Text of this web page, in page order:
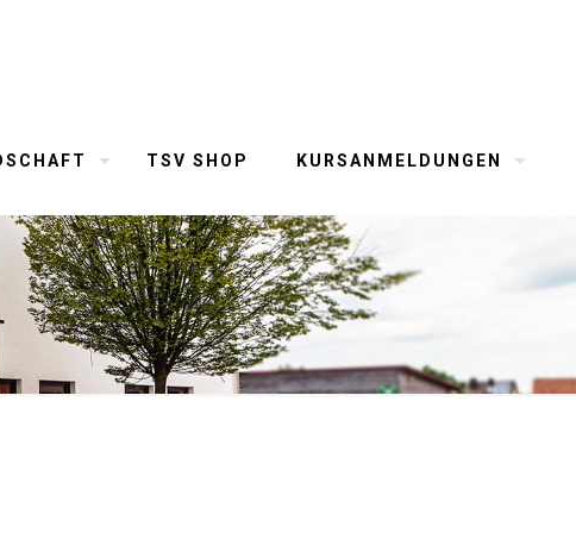
TSV SHOP KURSANMELDUNGEN